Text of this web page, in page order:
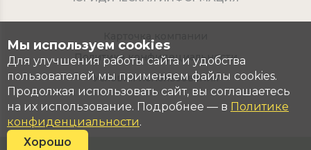
Политика конфидециальности
Условия использования
Мы используем cookies
Для улучшения работы сайта и удобства
пользователей мы применяем файлы cookies.
Продолжая использовать сайт, вы соглашаетесь
на их использование. Подробнее — в Политике
конфиденциальности.
Хорошо